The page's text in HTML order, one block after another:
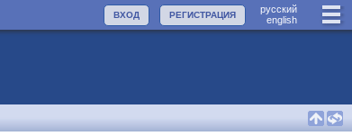
руccкий
english
РЕГИСТРАЦИЯ
ВХОД